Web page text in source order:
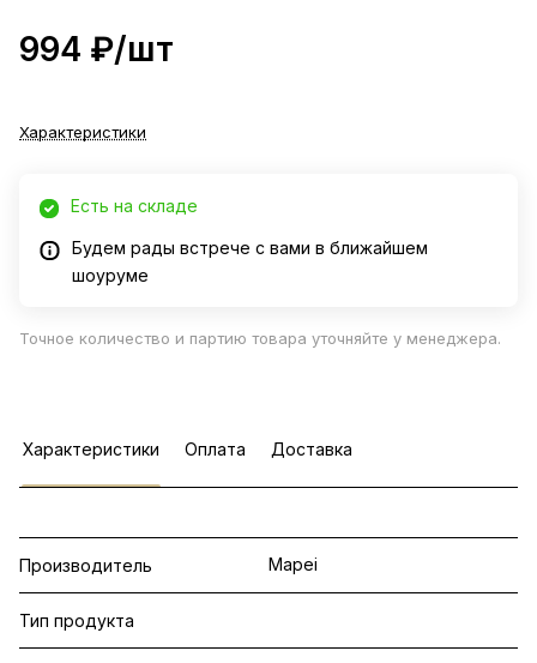
994 ₽/шт
Характеристики
Есть на складе
Будем рады встрече с вами в ближайшем
шоуруме
Точное количество и партию товара уточняйте у менеджера.
Характеристики Оплата Доставка
Производитель Mapei
Тип продукта